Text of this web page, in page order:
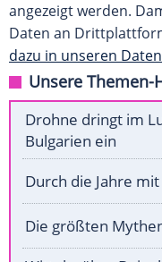
angezeigt werden.
Daten an
dazu in unseren
Unsere Themen-
Drohne dringt im
Bulgarien ein
Durch die Jahre
Die größten